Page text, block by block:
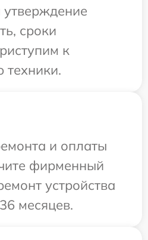
сроки
к
техники.
и оплаты
фирменный
устройства
месяцев.